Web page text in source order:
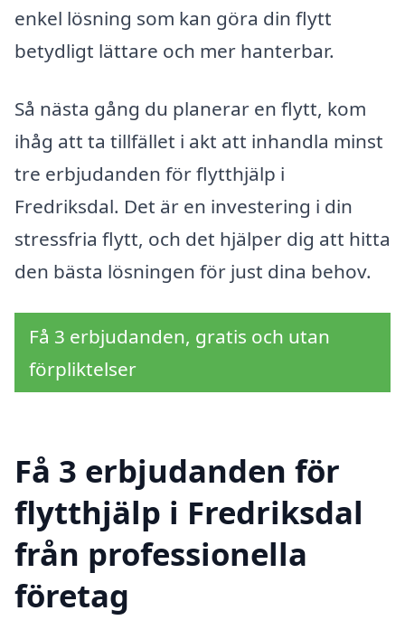
enkel lösning som kan göra din flytt
betydligt lättare och mer hanterbar.
Så nästa gång du planerar en flytt, kom
ihåg att ta tillfället i akt att inhandla minst
tre erbjudanden för flytthjälp i
Fredriksdal. Det är en investering i din
stressfria flytt, och det hjälper dig att hitta
den bästa lösningen för just dina behov.
Få 3 erbjudanden, gratis och utan
förpliktelser
Få 3 erbjudanden för
flytthjälp i Fredriksdal
från professionella
företag